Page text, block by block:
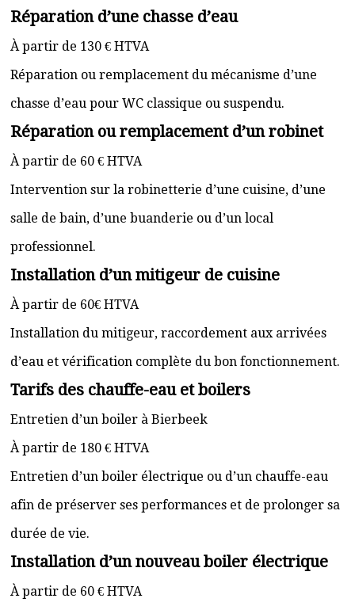
Réparation d’une chasse d’eau
À partir de 130 € HTVA
Réparation ou remplacement du mécanisme d’une
chasse d’eau pour WC classique ou suspendu.
Réparation ou remplacement d’un robinet
À partir de 60 € HTVA
Intervention sur la robinetterie d’une cuisine, d’une
salle de bain, d’une buanderie ou d’un local
professionnel.
Installation d’un mitigeur de cuisine
À partir de 60€ HTVA
Installation du mitigeur, raccordement aux arrivées
d’eau et vérification complète du bon fonctionnement.
Tarifs des chauffe-eau et boilers
Entretien d’un boiler à Bierbeek
À partir de 180 € HTVA
Entretien d’un boiler électrique ou d’un chauffe-eau
afin de préserver ses performances et de prolonger sa
durée de vie.
Installation d’un nouveau boiler électrique
À partir de 60 € HTVA